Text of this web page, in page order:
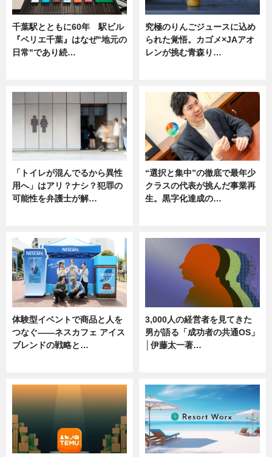
千葉駅とともに60年 駅ビル
『ペリエ千葉』はなぜ"地元の
日常"であり続…
究極のりんごジュースに込め
られた覚悟。カゴメ×JAアオ
レンが挑む青森り…
「トイレが混んでるから異性
用へ」はアリ？ナシ？犯罪の
可能性を弁護士が解…
“選択と集中”の徹底で最年少
クラスの代表が挑んだ事業再
生。黒字化達成の…
体験型イベントで商品と人を
つなぐ――ネスカフェ アイス
ブレンドの戦略と…
3,000人の経営者を見てきた
男が語る「成功者の共通OS」
│伊藤太一著…